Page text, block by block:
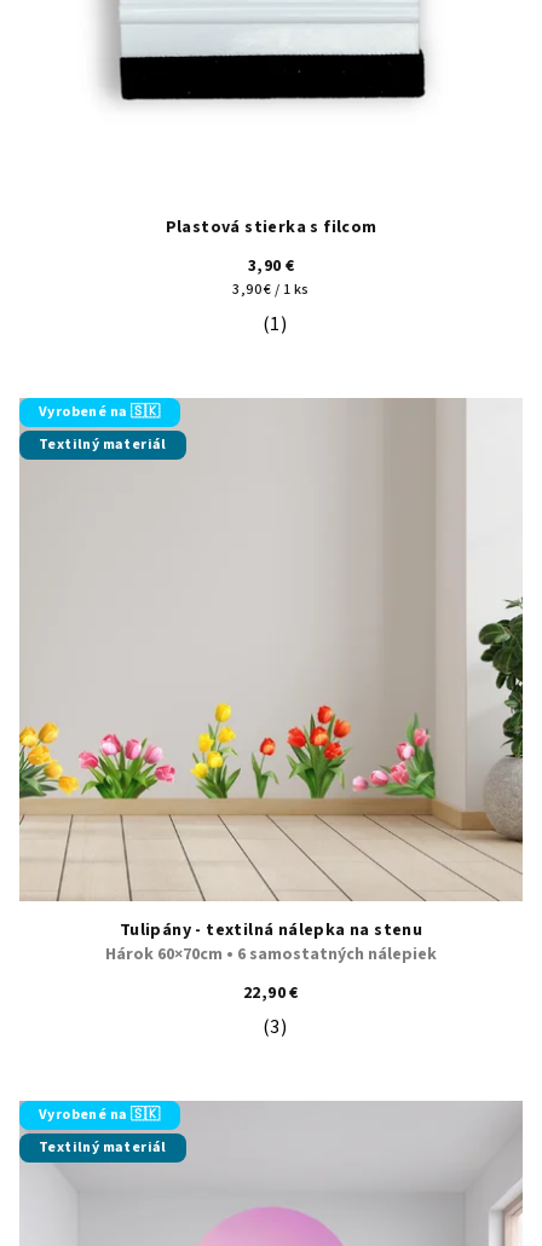
Plastová stierka s filcom
3,90 €
Jednotková
cena:
3,90 € / 1 ks
Priemerné hodnotenie produktu
(1)
Vyrobené na 🇸🇰
Textilný materiál
Tulipány - textilná nálepka na stenu
Hárok 60×70cm • 6 samostatných nálepiek
22,90 €
Priemerné hodnotenie produktu
(3)
Vyrobené na 🇸🇰
Textilný materiál